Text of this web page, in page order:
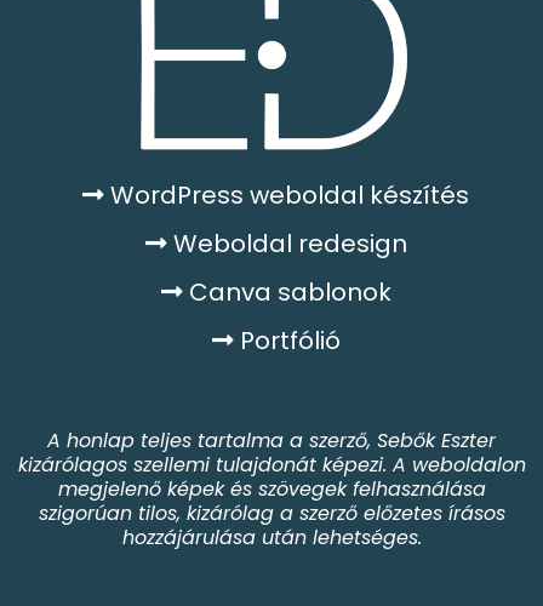
WordPress weboldal készítés
Weboldal redesign
Canva sablonok
Portfólió
A honlap teljes tartalma a szerző, Sebők Eszter
kizárólagos szellemi tulajdonát képezi. A weboldalon
megjelenő képek és szövegek felhasználása
szigorúan tilos, kizárólag a szerző előzetes írásos
hozzájárulása után lehetséges.